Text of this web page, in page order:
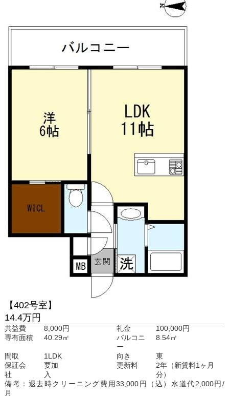
【402号室】
14.4万円
共益費 8,000円 礼金
100,000円
専有面積
40.29㎡
バルコニ
ー
8.54㎡
間取 1LDK 向き
東
保証会
社
要加
入
更新料
2年（新賃料1ヶ月
分）
備考：退去時クリーニング費用33,000円（込）水道代2,000円/
月